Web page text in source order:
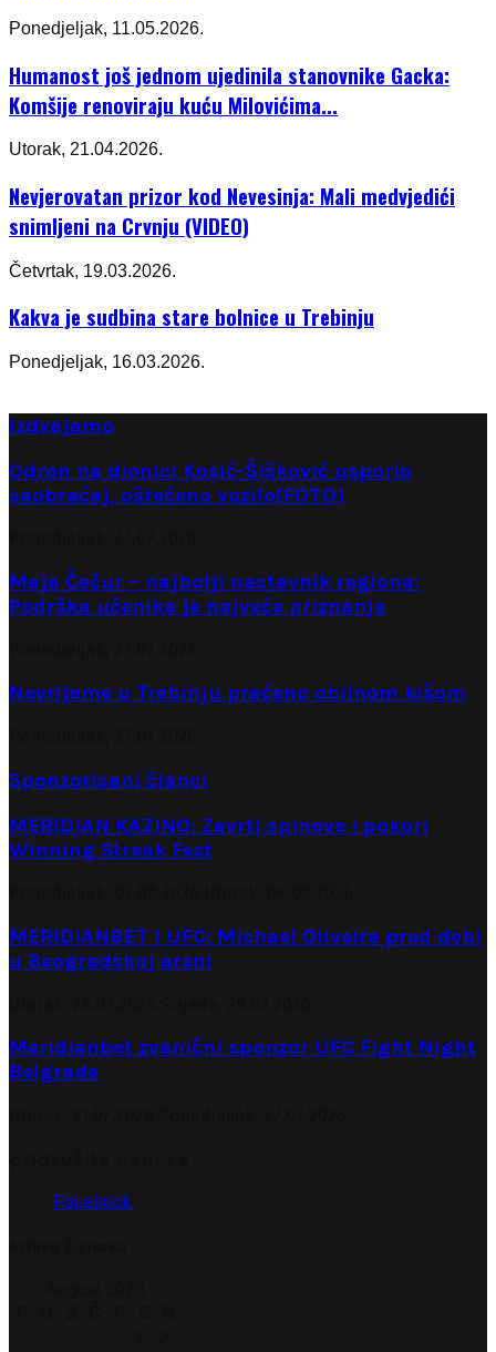
Ponedjeljak, 11.05.2026.
Humanost još jednom ujedinila stanovnike Gacka:
Komšije renoviraju kuću Milovićima...
Utorak, 21.04.2026.
Nevjerovatan prizor kod Nevesinja: Mali medvjedići
snimljeni na Crvnju (VIDEO)
Četvrtak, 19.03.2026.
Kakva je sudbina stare bolnice u Trebinju
Ponedjeljak, 16.03.2026.
Izdvajamo
Odron na dionici Kosić-Šišković usporio
saobraćaj, oštećeno vozilo(FOTO)
Maja Čečur – najbolji nastavnik regiona:
Podrška učenika je najveće priznanje
Nevrijeme u Trebinju praćeno obilnom kišom
Sponzorisani članci
MERIDIAN KAZINO: Zavrti spinove i pokori
Winning Streak Fest
MERIDIANBET I UFC: Michael Oliveira pred debi
u Beogradskoj areni
Meridianbet zvanični sponzor UFC Fight Night
Belgrade
Facebook